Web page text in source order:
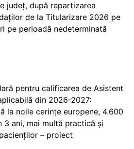
județ, după repartizarea
de la Titularizare 2026 pe
pe perioadă nedeterminată
pentru calificarea de Asistent
din 2026-2027:
la noile cerințe europene, 4.600
3 ani, mai multă practică și
– proiect